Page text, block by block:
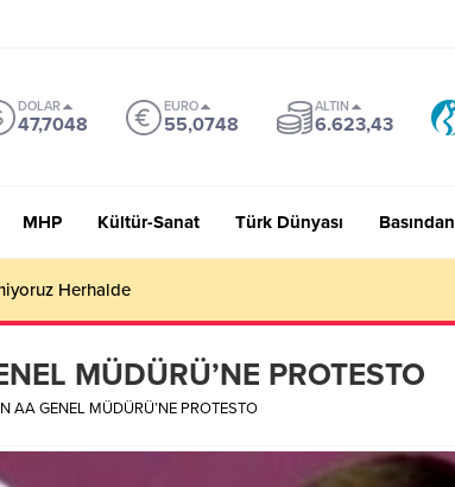
DOLAR
47,7048
EURO
55,0748
ALTIN
6.623,43
MHP Kültür-Sanat Türk Dünyası Basından
Herhalde
MÜDÜRÜ’NE PROTESTO
AA GENEL MÜDÜRÜ’NE PROTESTO